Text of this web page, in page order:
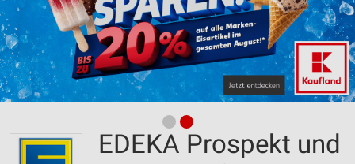
EDEKA Prospekt und